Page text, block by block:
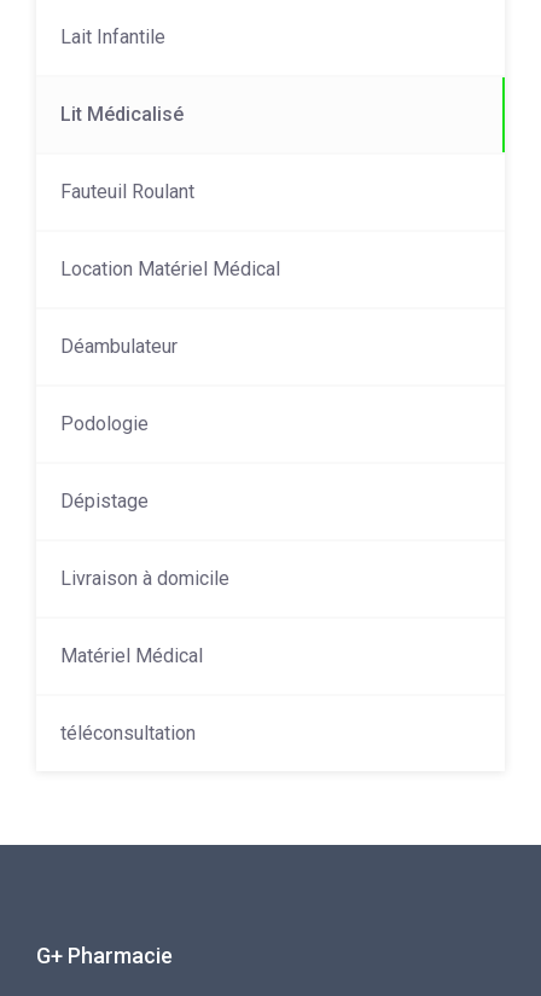
Lait Infantile
Lit Médicalisé
Fauteuil Roulant
Location Matériel Médical
Déambulateur
Podologie
Dépistage
Livraison à domicile
Matériel Médical
téléconsultation
G+ Pharmacie